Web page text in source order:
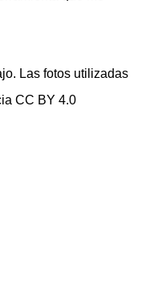
Las fotos utilizadas
CC BY 4.0